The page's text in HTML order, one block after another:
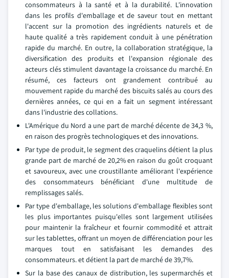
consommateurs à la santé et à la durabilité. L'innovation
dans les profils d'emballage et de saveur tout en mettant
l'accent sur la promotion des ingrédients naturels et de
haute qualité a très rapidement conduit à une pénétration
rapide du marché. En outre, la collaboration stratégique, la
diversification des produits et l'expansion régionale des
acteurs clés stimulent davantage la croissance du marché. En
résumé, ces facteurs ont grandement contribué au
mouvement rapide du marché des biscuits salés au cours des
dernières années, ce qui en a fait un segment intéressant
dans l'industrie des collations.
L'Amérique du Nord a une part de marché décente de 34,3 %,
en raison des progrès technologiques et des innovations.
Par type de produit, le segment des craquelins détient la plus
grande part de marché de 20,2% en raison du goût croquant
et savoureux, avec une croustillante améliorant l'expérience
des consommateurs bénéficiant d'une multitude de
remplissages salés.
Par type d'emballage, les solutions d'emballage flexibles sont
les plus importantes puisqu'elles sont largement utilisées
pour maintenir la fraîcheur et fournir commodité et attrait
sur les tablettes, offrant un moyen de différenciation pour les
marques tout en satisfaisant les demandes des
consommateurs. et détient la part de marché de 39,7%.
Sur la base des canaux de distribution, les supermarchés et